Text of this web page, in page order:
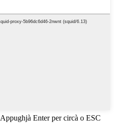
Appughjà Enter per circà o ESC